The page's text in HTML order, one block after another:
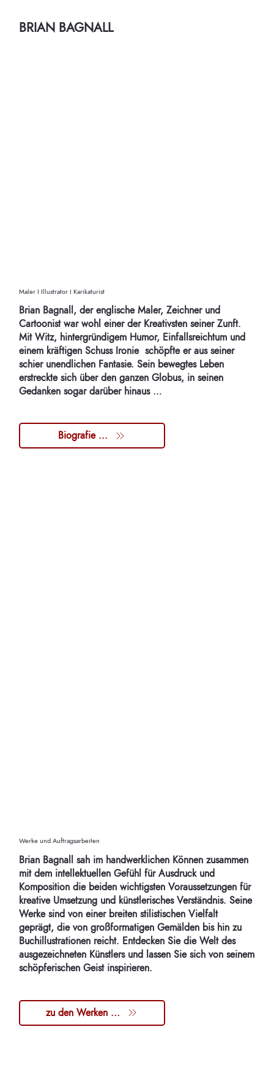
BRIAN BAGNALL
Maler I Illustrator I Karikaturist
Brian Bagnall, der englische Maler, Zeichner und
Cartoonist war wohl einer der Kreativsten seiner Zunft.
Mit Witz, hintergründigem Humor, Einfallsreichtum und
einem kräftigen Schuss Ironie schöpfte er aus seiner
schier unendlichen Fantasie. Sein bewegtes Leben
erstreckte sich über den ganzen Globus, in seinen
Gedanken sogar darüber hinaus …
Biografie ...
Werke und Auftragsarbeiten
Brian Bagnall sah im handwerklichen Können zusammen
mit dem intellektuellen Gefühl für Ausdruck und
Komposition die beiden wichtigsten Voraussetzungen für
kreative Umsetzung und künstlerisches Verständnis. Seine
Werke sind von einer breiten stilistischen Vielfalt
geprägt, die von großformatigen Gemälden bis hin zu
Buchillustrationen reicht. Entdecken Sie die Welt des
ausgezeichneten Künstlers und lassen Sie sich von seinem
schöpferischen Geist inspirieren.
zu den Werken ...